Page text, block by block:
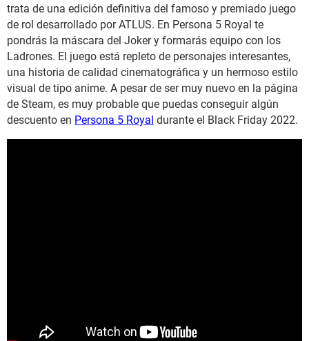
trata de una edición definitiva del famoso y premiado juego
de rol desarrollado por ATLUS. En Persona 5 Royal te
pondrás la máscara del Joker y formarás equipo con los
Ladrones. El juego está repleto de personajes interesantes,
una historia de calidad cinematográfica y un hermoso estilo
visual de tipo anime. A pesar de ser muy nuevo en la página
de Steam, es muy probable que puedas conseguir algún
descuento en Persona 5 Royal durante el Black Friday 2022.